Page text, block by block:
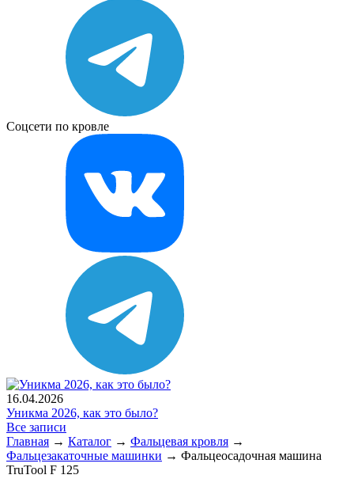
Соцсети по кровле
16.04.2026
Уникма 2026, как это было?
Все записи
Главная → Каталог → Фальцевая кровля →
Фальцезакаточные машинки → Фальцеосадочная машина
TruTool F 125